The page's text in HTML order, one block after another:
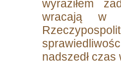
wyraziłem
wracają w
nadszedł czas